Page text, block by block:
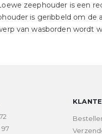
zeephouder is een
is geribbeld om de
van wasborden wordt
97